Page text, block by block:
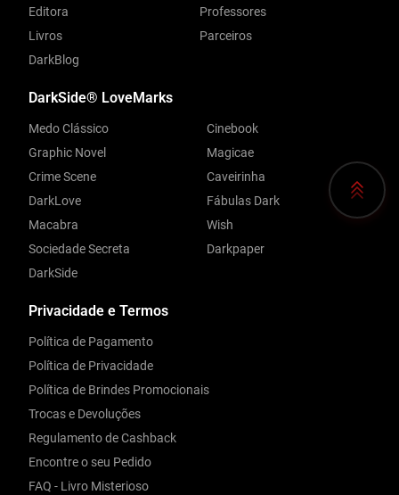
Privacidade e Termos
Política de Pagamento
Política de Privacidade
Política de Brindes Promocionais
Trocas e Devoluções
Regulamento de Cashback
Encontre o seu Pedido
FAQ - Livro Misterioso
Editora
Livros
DarkBlog
Professores
Parceiros
DarkSide® LoveMarks
Medo Clássico
Graphic Novel
Crime Scene
DarkLove
Macabra
Sociedade Secreta
DarkSide
Cinebook
Magicae
Caveirinha
Fábulas Dark
Wish
Darkpaper